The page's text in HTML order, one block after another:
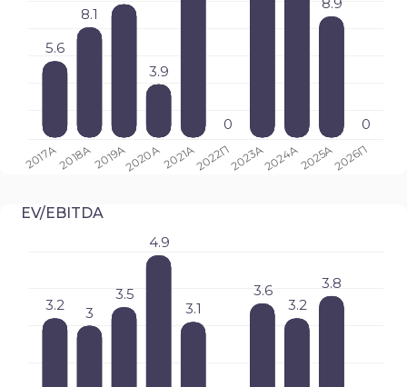
EV/EBITDA